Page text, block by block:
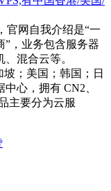
官网自我介绍是“一
”，业务包含服务器
混合云等。
；美国；韩国；日
心，拥有 CN2、
主要分为云服